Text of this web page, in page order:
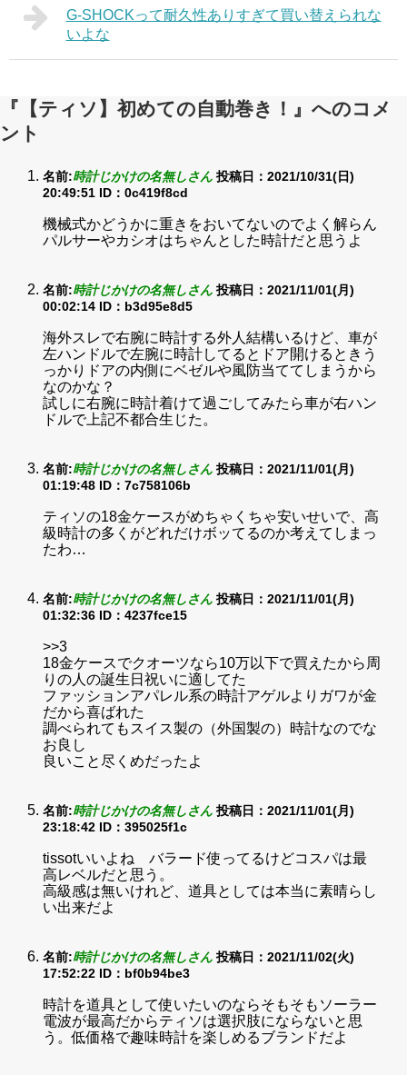
G-SHOCKって耐久性ありすぎて買い替えられな
いよな
『【ティソ】初めての自動巻き！』へのコメ
ント
名前:時計じかけの名無しさん 投稿日：2021/10/31(日)
20:49:51 ID：0c419f8cd
機械式かどうかに重きをおいてないのでよく解らん
パルサーやカシオはちゃんとした時計だと思うよ
名前:時計じかけの名無しさん 投稿日：2021/11/01(月)
00:02:14 ID：b3d95e8d5
海外スレで右腕に時計する外人結構いるけど、車が
左ハンドルで左腕に時計してるとドア開けるときう
っかりドアの内側にベゼルや風防当ててしまうから
なのかな？
試しに右腕に時計着けて過ごしてみたら車が右ハン
ドルで上記不都合生じた。
名前:時計じかけの名無しさん 投稿日：2021/11/01(月)
01:19:48 ID：7c758106b
ティソの18金ケースがめちゃくちゃ安いせいで、高
級時計の多くがどれだけボッてるのか考えてしまっ
たわ…
名前:時計じかけの名無しさん 投稿日：2021/11/01(月)
01:32:36 ID：4237fce15
>>3
18金ケースでクオーツなら10万以下で買えたから周
りの人の誕生日祝いに適してた
ファッションアパレル系の時計アゲルよりガワが金
だから喜ばれた
調べられてもスイス製の（外国製の）時計なのでな
お良し
良いこと尽くめだったよ
名前:時計じかけの名無しさん 投稿日：2021/11/01(月)
23:18:42 ID：395025f1c
tissotいいよね バラード使ってるけどコスパは最
高レベルだと思う。
高級感は無いけれど、道具としては本当に素晴らし
い出来だよ
名前:時計じかけの名無しさん 投稿日：2021/11/02(火)
17:52:22 ID：bf0b94be3
時計を道具として使いたいのならそもそもソーラー
電波が最高だからティソは選択肢にならないと思
う。低価格で趣味時計を楽しめるブランドだよ